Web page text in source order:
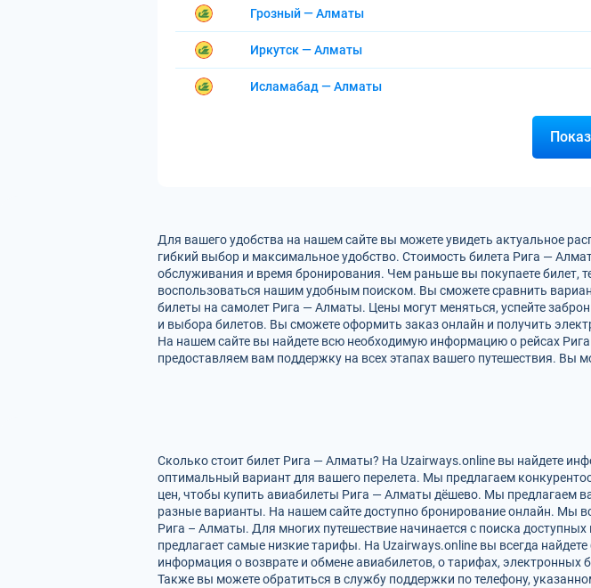
Грозный — Алматы
Иркутск — Алматы
Исламабад — Алматы
Для вашего удобства на нашем сайте вы можете увидеть актуальное
гибкий выбор и максимальное удобство. Стоимость билета Рига —
обслуживания и время бронирования. Чем раньше вы покупаете билет,
воспользоваться нашим удобным поиском. Вы сможете сравнить
билеты на самолет Рига — Алматы. Цены могут меняться, успейте
и выбора билетов. Вы сможете оформить заказ онлайн и получить
На нашем сайте вы найдете всю необходимую информацию о рейсах
предоставляем вам поддержку на всех этапах вашего путешествия. Вы
Сколько стоит билет Рига — Алматы? На Uzairways.online вы найдете
оптимальный вариант для вашего перелета. Мы предлагаем
цен, чтобы купить авиабилеты Рига — Алматы дёшево. Мы предлагаем
разные варианты. На нашем сайте доступно бронирование онлайн. Мы
Рига – Алматы. Для многих путешествие начинается с поиска
предлагает самые низкие тарифы. На Uzairways.online вы всегда
информация о возврате и обмене авиабилетов, о тарифах,
Также вы можете обратиться в службу поддержки по телефону,